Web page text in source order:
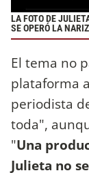
LA FOTO DE
SE OPERÓ LA NARIZ
El tema no
plataforma
periodista
toda",
"Una
Julieta no